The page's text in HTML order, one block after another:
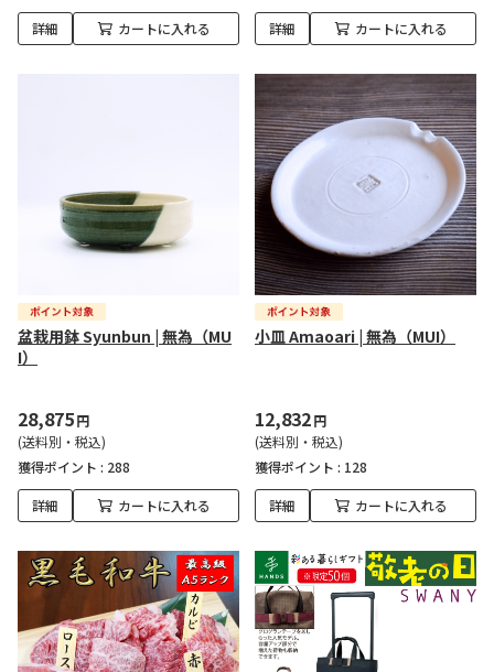
詳細 カートに入れる 詳細 カートに入れる
盆栽用鉢 Syunbun | 無為（MU
I）
28,875円
(送料別・税込)
獲得ポイント : 288
詳細 カートに入れる
小皿 Amaoari | 無為（MUI）
12,832円
(送料別・税込)
獲得ポイント : 128
詳細 カートに入れる